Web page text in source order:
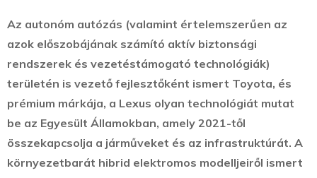
Az autonóm autózás (valamint értelemszerűen az
azok előszobájának számító aktív biztonsági
rendszerek és vezetéstámogató technológiák)
területén is vezető fejlesztőként ismert Toyota, és
prémium márkája, a Lexus olyan technológiát mutat
be az Egyesült Államokban, amely 2021-től
összekapcsolja a járműveket és az infrastruktúrát. A
környezetbarát hibrid elektromos modelljeiről ismert